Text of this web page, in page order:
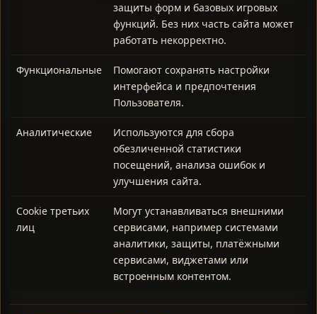
защиты форм и базовых игровых
функций. Без них часть сайта может
работать некорректно.
Функциональные
Помогают сохранять настройки
интерфейса и предпочтения
Пользователя.
Аналитические
Используются для сбора
обезличенной статистики
посещений, анализа ошибок и
улучшения сайта.
Cookie третьих
лиц
Могут устанавливаться внешними
сервисами, например системами
аналитики, защиты, платёжными
сервисами, виджетами или
встроенным контентом.